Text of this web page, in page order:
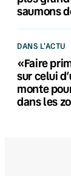
saumons
DANS L'ACTU
«Faire
sur celui
monte
dans les